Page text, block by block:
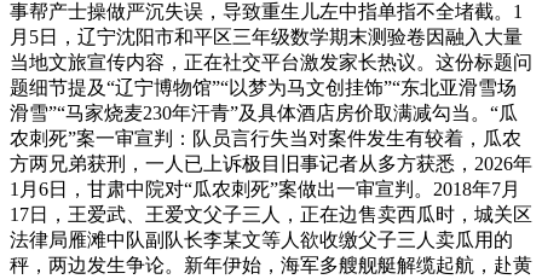
事帮产士操做严沉失误，导致重生儿左中指单指不全堵截。1
月5日，辽宁沈阳市和平区三年级数学期末测验卷因融入大量
当地文旅宣传内容，正在社交平台激发家长热议。这份标题问
题细节提及“辽宁博物馆”“以梦为马文创挂饰”“东北亚滑雪场
滑雪”“马家烧麦230年汗青”及具体酒店房价取满减勾当。“瓜
农刺死”案一审宣判：队员言行失当对案件发生有较着，瓜农
方两兄弟获刑，一人已上诉极目旧事记者从多方获悉，2026年
1月6日，甘肃中院对“瓜农刺死”案做出一审宣判。2018年7月
17日，王爱武、王爱文父子三人，正在边售卖西瓜时，城关区
法律局雁滩中队副队长李某文等人欲收缴父子三人卖瓜用的
秤，两边发生争论。新年伊始，海军多艘舰艇解缆起航，赴黄